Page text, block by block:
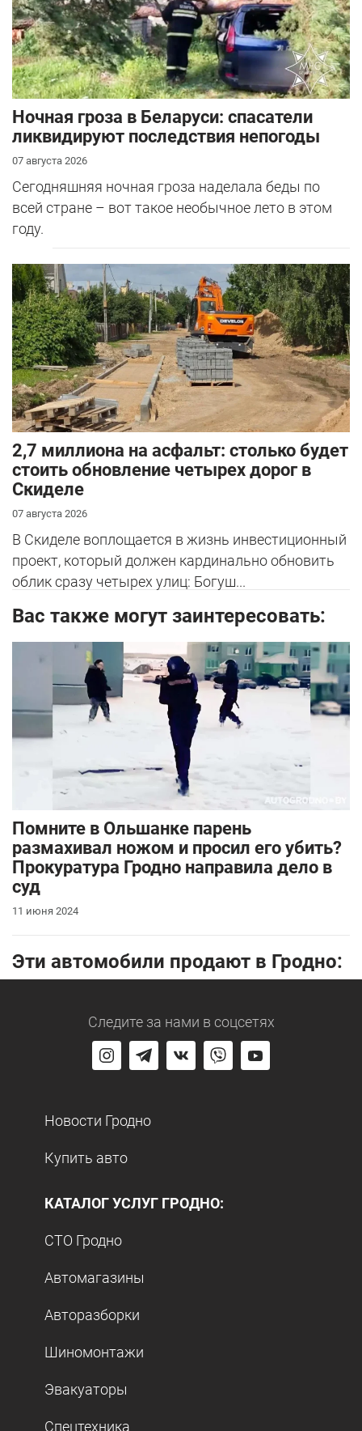
Ночная гроза в Беларуси: спасатели
ликвидируют последствия непогоды
07 августа 2026
Сегодняшняя ночная гроза наделала беды по
всей стране – вот такое необычное лето в этом
году.
2,7 миллиона на асфальт: столько будет
стоить обновление четырех дорог в
Скиделе
07 августа 2026
В Скиделе воплощается в жизнь инвестиционный
проект, который должен кардинально обновить
облик сразу четырех улиц: Богуш...
Вас также могут заинтересовать:
Помните в Ольшанке парень
размахивал ножом и просил его убить?
Прокуратура Гродно направила дело в
суд
11 июня 2024
Эти автомобили продают в Гродно:
Следите за нами в соцсетях
Новости Гродно
Купить авто
КАТАЛОГ УСЛУГ ГРОДНО:
СТО Гродно
Автомагазины
Авторазборки
Шиномонтажи
Эвакуаторы
Спецтехника